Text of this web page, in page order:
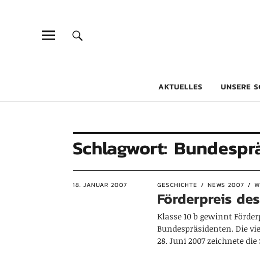
Goethe-
AKTUELLES UNSERE
Schlagwort:
18. JANUAR 2007 GESCHICHTE NEWS 2007
Förderpreis
Klasse 10 b gewinnt
Bundespräsidenten. Die
28. Juni 2007 zeichnete